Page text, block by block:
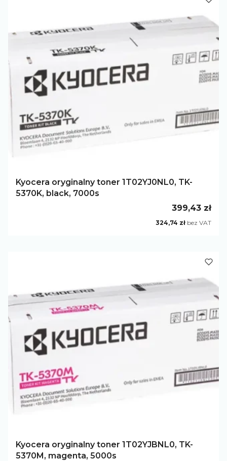
Kyocera oryginalny toner 1T02YJ0NL0, TK-
5370K, black, 7000s
Cena
399,43 zł
Cena
324,74 zł bez VAT
Kyocera oryginalny toner 1T02YJBNL0, TK-
5370M, magenta, 5000s